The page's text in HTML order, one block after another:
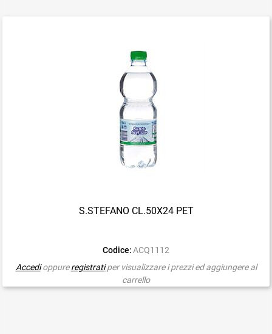
S.STEFANO CL.50X24 PET
Codice: ACQ1112
Accedioppureregistrati per visualizzare i prezzi ed aggiungere al
carrello